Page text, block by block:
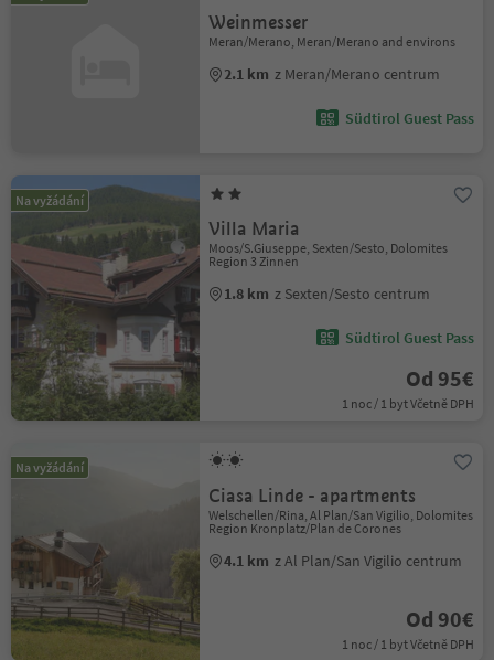
Weinmesser
Meran/Merano, Meran/Merano and environs
2.1 km z Meran/Merano centrum
Südtirol Guest Pass
Na vyžádání
Villa Maria
Moos/S.Giuseppe, Sexten/Sesto, Dolomites
Region 3 Zinnen
1.8 km z Sexten/Sesto centrum
Südtirol Guest Pass
Od 95€
1 noc / 1 byt Včetně DPH
Na vyžádání
Ciasa Linde - apartments
Welschellen/Rina, Al Plan/San Vigilio, Dolomites
Region Kronplatz/Plan de Corones
4.1 km z Al Plan/San Vigilio centrum
Od 90€
1 noc / 1 byt Včetně DPH